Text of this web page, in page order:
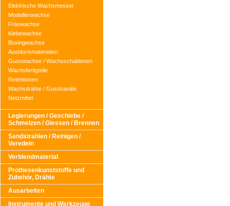
Elektrische Wachsmesser
Modellierwachse
Fräswachse
Klebewachse
Boxingwachse
Ausblockmaterialien
Gusswachse / Wachsschablonen
Wachsfertigteile
Retentionen
Wachsdrähte / Gusskanäle
Netzmittel
Legierungen / Geschiebe /
Schmelzen / Giessen / Brennen
Sandstrahlen / Reinigen /
Veredeln
Verblendmaterial
Prothesenkunststoffe und
Zubehör, Drähte
Ausarbeiten
Instrumente und Werkzeuge